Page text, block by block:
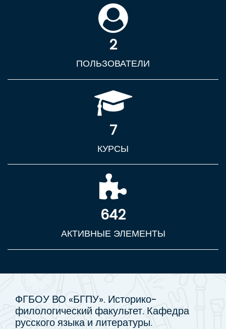
2
ПОЛЬЗОВАТЕЛИ
7
КУРСЫ
642
АКТИВНЫЕ ЭЛЕМЕНТЫ
ФГБОУ ВО «БГПУ». Историко-
филологический факультет. Кафедра
русского языка и литературы.